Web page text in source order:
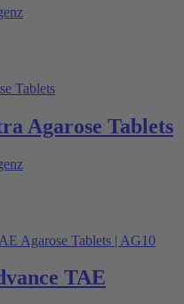
Agarose Tablets
TAE